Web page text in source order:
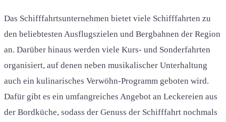
Das Schifffahrtsunternehmen bietet viele Schifffahrten zu
den beliebtesten Ausflugszielen und Bergbahnen der Region
an. Darüber hinaus werden viele Kurs- und Sonderfahrten
organisiert, auf denen neben musikalischer Unterhaltung
auch ein kulinarisches Verwöhn-Programm geboten wird.
Dafür gibt es ein umfangreiches Angebot an Leckereien aus
der Bordküche, sodass der Genuss der Schifffahrt nochmals